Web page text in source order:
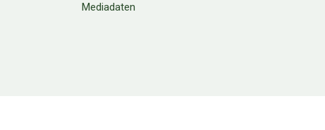
Mediadaten